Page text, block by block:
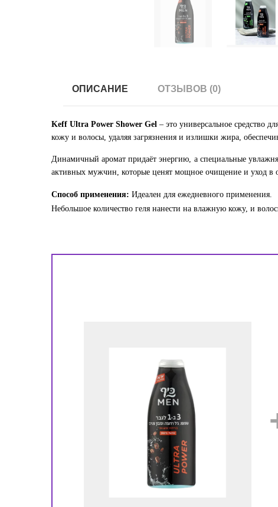
ОПИСАНИЕ ОТЗЫВОВ (0)
Keff Ultra Power Shower Gel – это универсальное средство
кожу и волосы, удаляя загрязнения и излишки жира,
Динамичный аромат придаёт энергию, а специальные
активных мужчин, которые ценят мощное очищение и уход в
Способ применения: Идеален для ежедневного применения.
Небольшое количество геля нанести на влажную кожу, и